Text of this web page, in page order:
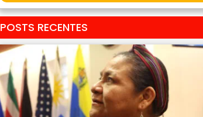
POSTS RECENTES